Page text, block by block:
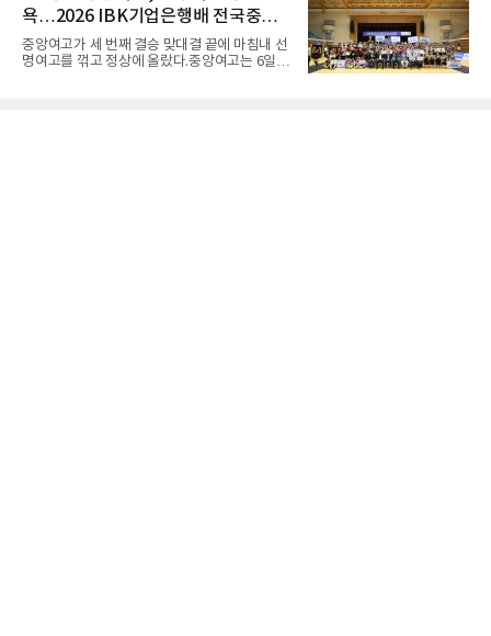
다. 3차 시기에서 20.31ｍ로 선
년 만의 페더급 랭킹 재진입이다. 데뷔 후 3연속
KO승으로 11위까지 올랐던 그는 2018년 7월 순
위에서 빠졌고, 병역을 마치고 2023년 복귀한
뒤 1무에 이어 다시 3연속 KO승을 기록했다.상
욕…2026 IBK기업은행배 전국중고
배구대회 우승
중앙여고가 세 번째 결승 맞대결 끝에 마침내 선
명여고를 꺾고 정상에 올랐다.중앙여고는 6일